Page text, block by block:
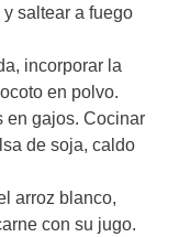
saltear a fuego
incorporar la
en polvo.
en gajos. Cocinar
de soja, caldo
arroz blanco,
con su jugo.